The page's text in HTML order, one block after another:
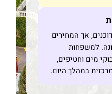
אך המחירים
למשפחות
מים וחטיפים,
במהלך היום.